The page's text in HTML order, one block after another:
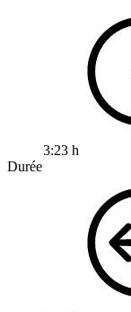
3:23 h
Durée